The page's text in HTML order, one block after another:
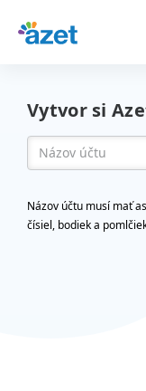
Vytvor si
Názov účtu musí mať
čísiel, bodiek a